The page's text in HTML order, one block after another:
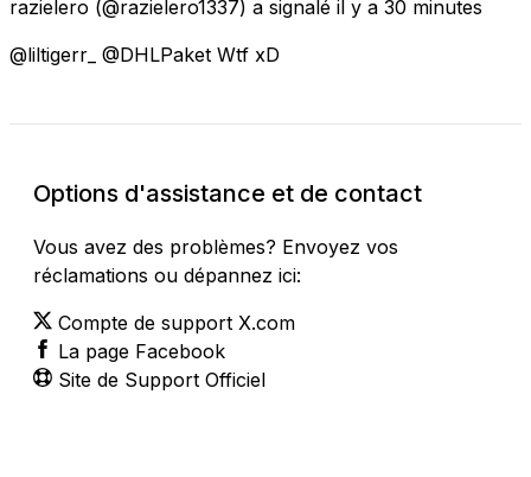
razielero (@razielero1337) a signalé il y a 30 minutes
@liltigerr_ @DHLPaket Wtf xD
Options d'assistance et de contact
Vous avez des problèmes? Envoyez vos
réclamations ou dépannez ici:
Compte de support X.com
La page Facebook
Site de Support Officiel